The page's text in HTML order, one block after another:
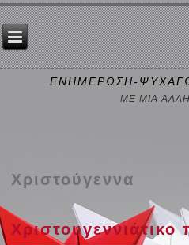
ΕΝΗΜΕΡΩΣΗ-
ΜΕ ΜΙΑ
Χριστούγεννα
Χριστουγεννιάτικο